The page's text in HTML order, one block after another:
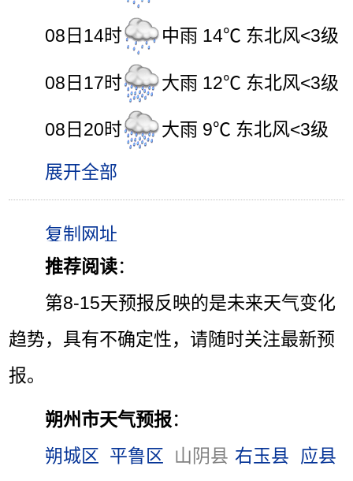
08日14时 中雨 14℃ 东北风<3级
08日17时 大雨 12℃ 东北风<3级
08日20时 大雨 9℃ 东北风<3级
展开全部
推荐阅读：
第8-15天预报反映的是未来天气变化
趋势，具有不确定性，请随时关注最新预
报。
朔州市天气预报：
朔城区 平鲁区 山阴县 右玉县 应县